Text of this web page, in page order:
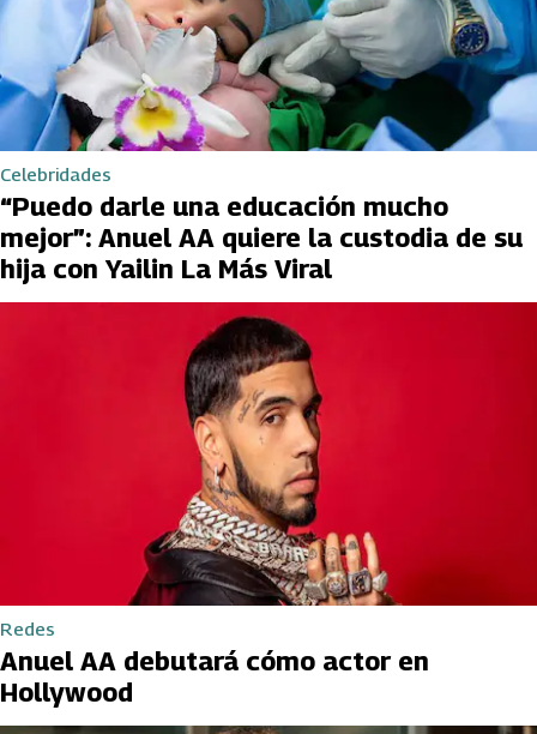
Celebridades
“Puedo darle una educación mucho
mejor”: Anuel AA quiere la custodia de su
hija con Yailin La Más Viral
Redes
Anuel AA debutará cómo actor en
Hollywood